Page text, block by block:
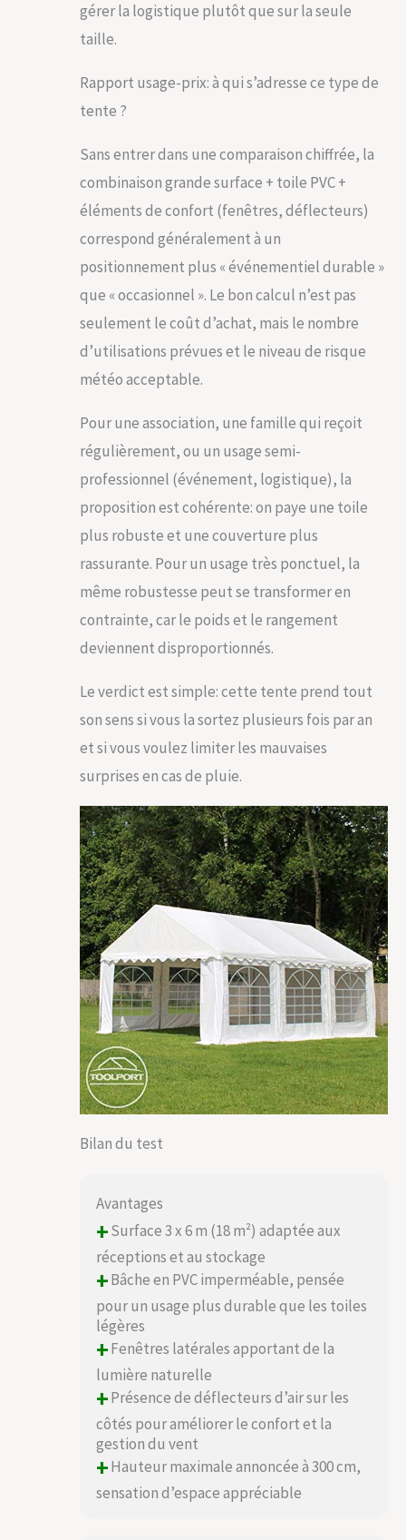
gérer la logistique plutôt que sur la seule
taille.
Rapport usage-prix: à qui s’adresse ce type de
tente ?
Sans entrer dans une comparaison chiffrée, la
combinaison grande surface + toile PVC +
éléments de confort (fenêtres, déflecteurs)
correspond généralement à un
positionnement plus « événementiel durable »
que « occasionnel ». Le bon calcul n’est pas
seulement le coût d’achat, mais le nombre
d’utilisations prévues et le niveau de risque
météo acceptable.
Pour une association, une famille qui reçoit
régulièrement, ou un usage semi-
professionnel (événement, logistique), la
proposition est cohérente: on paye une toile
plus robuste et une couverture plus
rassurante. Pour un usage très ponctuel, la
même robustesse peut se transformer en
contrainte, car le poids et le rangement
deviennent disproportionnés.
Le verdict est simple: cette tente prend tout
son sens si vous la sortez plusieurs fois par an
et si vous voulez limiter les mauvaises
surprises en cas de pluie.
Bilan du test
Avantages
+Surface 3 x 6 m (18 m²) adaptée aux
réceptions et au stockage
+Bâche en PVC imperméable, pensée
pour un usage plus durable que les toiles
légères
+Fenêtres latérales apportant de la
lumière naturelle
+Présence de déflecteurs d’air sur les
côtés pour améliorer le confort et la
gestion du vent
+Hauteur maximale annoncée à 300 cm,
sensation d’espace appréciable